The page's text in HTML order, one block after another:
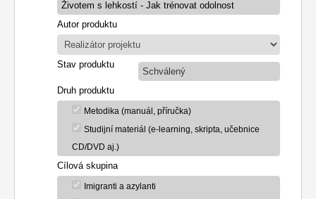
Autor produktu
Stav produktu
Schválený
Druh produktu
Metodika (manuál, příručka)
Studijní materiál (e-learning, skripta, učebnice
CD/DVD aj.)
Cílová skupina
Imigranti a azylanti